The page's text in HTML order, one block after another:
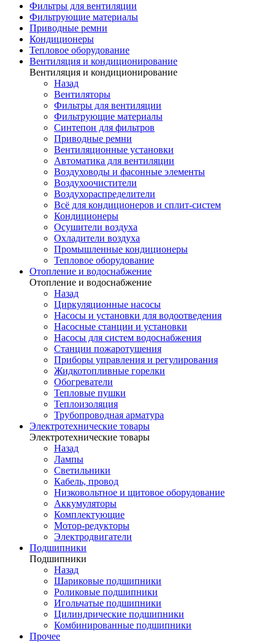
Фильтры для вентиляции
Фильтрующие материалы
Приводные ремни
Кондиционеры
Тепловое оборудование
Вентиляция и кондиционирование
Вентиляция и кондиционирование
Назад
Вентиляторы
Фильтры для вентиляции
Фильтрующие материалы
Синтепон для фильтров
Приводные ремни
Вентиляционные установки
Автоматика для вентиляции
Воздуховоды и фасонные элементы
Воздухоочистители
Воздухораспределители
Всё для кондиционеров и сплит-систем
Кондиционеры
Осушители воздуха
Охладители воздуха
Промышленные кондиционеры
Тепловое оборудование
Отопление и водоснабжение
Отопление и водоснабжение
Назад
Циркуляционные насосы
Насосы и установки для водоотведения
Насосные станции и установки
Насосы для систем водоснабжения
Станции пожаротушения
Приборы управления и регулирования
Жидкотопливные горелки
Обогреватели
Тепловые пушки
Теплоизоляция
Трубопроводная арматура
Электротехнические товары
Электротехнические товары
Назад
Лампы
Светильники
Кабель, провод
Низковольтное и щитовое оборудование
Аккумуляторы
Комплектующие
Мотор-редукторы
Электродвигатели
Подшипники
Подшипники
Назад
Шариковые подшипники
Роликовые подшипники
Игольчатые подшипники
Цилиндрические подшипники
Комбинированные подшипники
Прочее